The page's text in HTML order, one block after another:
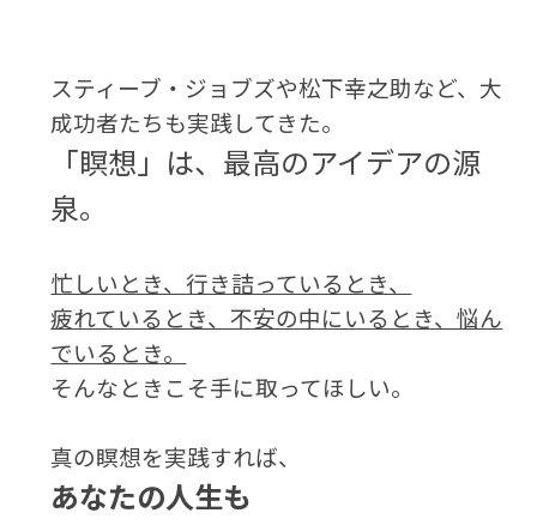
スティーブ・ジョブズや松下幸之助など、 大
成功者たちも実践してきた。
「瞑想」は、最高のアイデアの源
泉。
忙しいとき、行き詰っているとき、
疲れているとき、不安の中にいるとき、悩ん
でいるとき。
そんなときこそ手に取ってほしい。
真の瞑想を実践すれば、
あなたの人生も